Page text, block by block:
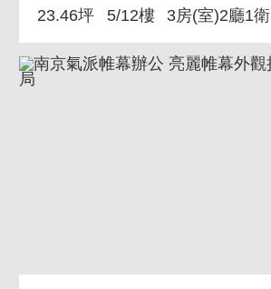
23.46坪 5/12樓 3房(室)2廳1衛